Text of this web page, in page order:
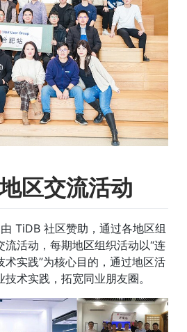
地区交流活动
TiDB 社区赞助，通过各地区组
活动，每期地区组织活动以“连
实践”为核心目的，通过地区活
术实践，拓宽同业朋友圈。